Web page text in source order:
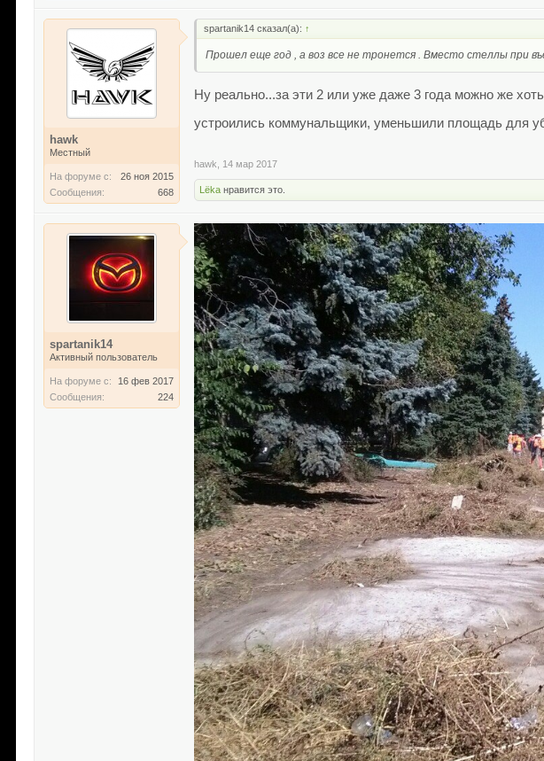
hawk
Местный
На форуме с:
26 ноя 2015
Сообщения:
668
spartanik14 сказал(а): ↑
Прошел еще год , а воз все не тронется . Вместо стеллы при
Ну реально...за эти 2 или уже даже 3 года можно же
устроились коммунальщики, уменьшили площадь для
hawk
14 мар 2017
Lёka нравится это.
spartanik14
Активный пользователь
На форуме с:
16 фев 2017
Сообщения:
224